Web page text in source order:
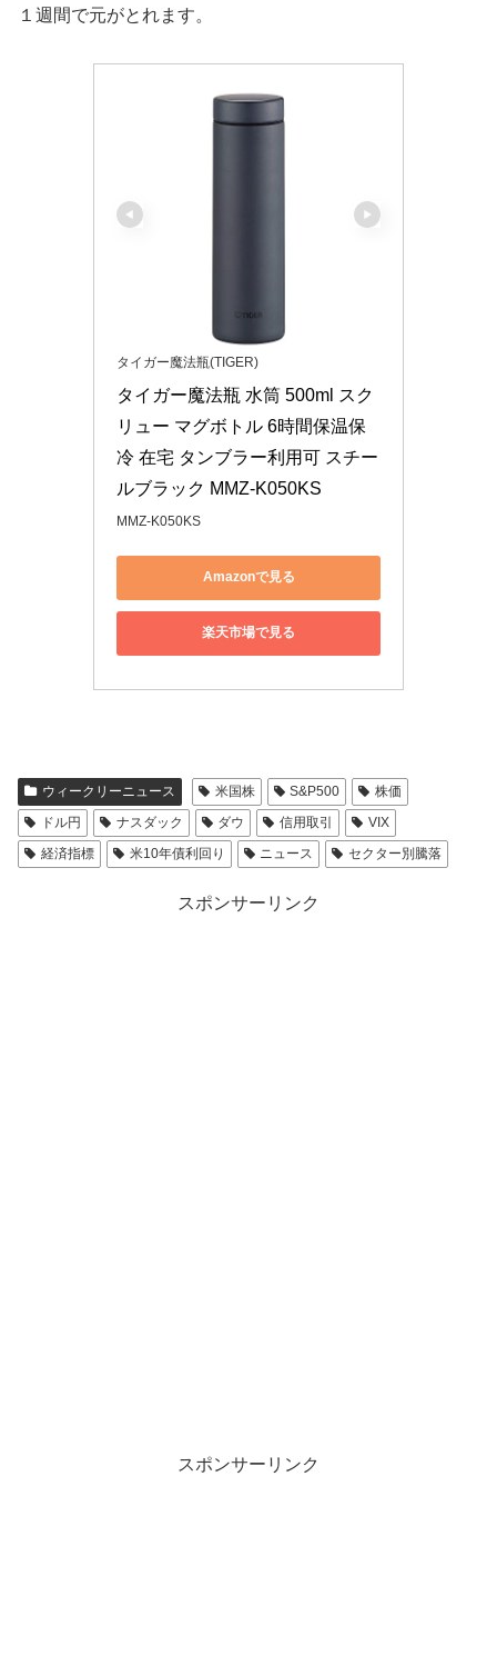
１週間で元がとれます。
タイガー魔法瓶(TIGER)
タイガー魔法瓶 水筒 500ml スク
リュー マグボトル 6時間保温保
冷 在宅 タンブラー利用可 スチー
ルブラック MMZ-K050KS
MMZ-K050KS
Amazonで見る
楽天市場で見る
ウィークリーニュース 米国株 S&P500
株価
ドル円
ナスダック ダウ 信用取引
VIX
経済指標
米10年債利回り ニュース セクター別騰落
スポンサーリンク
スポンサーリンク